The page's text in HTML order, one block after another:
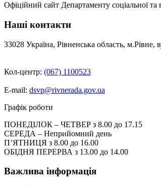
Офіційний сайт Департаменту соціальної та
Наші контакти
33028 Україна, Рівненська область, м.Рівне,
Кол-центр: (067) 1100523
E-mail: dsvp@rivnerada.gov.ua
Графік роботи
ПОНЕДІЛОК – ЧЕТВЕР з 8.00 до 17.15
СЕРЕДА – Неприйомний день
П’ЯТНИЦЯ з 8.00 до 16.00
ОБІДНЯ ПЕРЕРВА з 13.00 до 14.00
Важлива інформація